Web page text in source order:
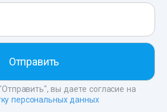
вы даете согласие на
персональных данных